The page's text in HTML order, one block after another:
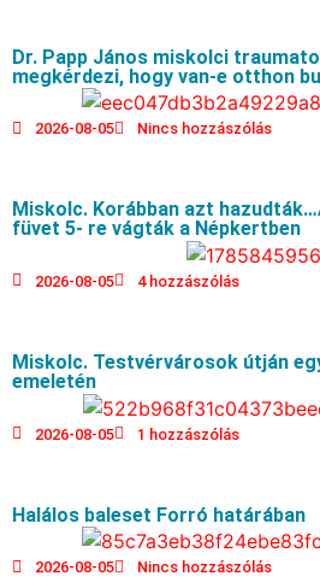
Dr. Papp János miskolci
megkérdezi, hogy van-e otthon
2026-08-05 Nincs hozzászólás
Miskolc. Korábban azt
füvet 5- re vágták a Népkertben
2026-08-05 4 hozzászólás
Miskolc. Testvérvárosok útján
emeletén
2026-08-05 1 hozzászólás
Halálos baleset Forró határában
2026-08-05 Nincs hozzászólás